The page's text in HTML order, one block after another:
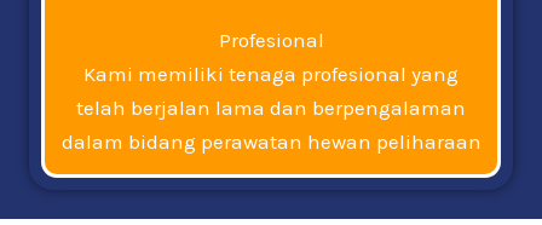
Profesional
Kami memiliki tenaga profesional yang
telah berjalan lama dan berpengalaman
dalam bidang perawatan hewan peliharaan